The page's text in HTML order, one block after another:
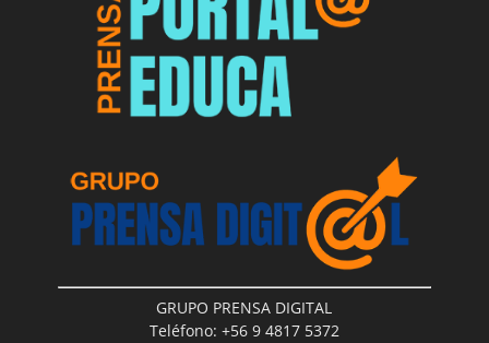
GRUPO PRENSA DIGITAL
Teléfono: +56 9 4817 5372